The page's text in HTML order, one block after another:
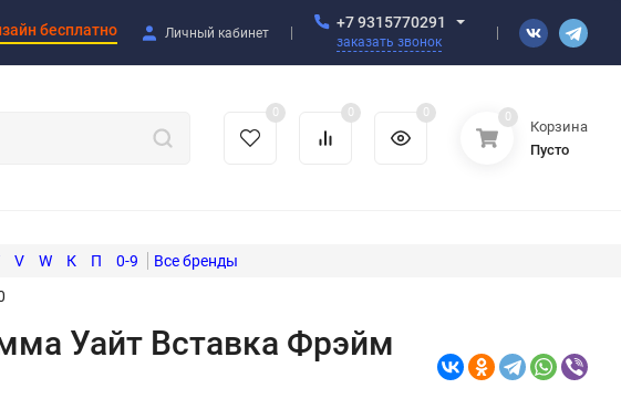
бесплатно Личный кабинет
+7 9315770291
заказать звонок
0 0 0 0
Корзина
Пусто
V W К П
0-9
Уайт Вставка Фрэйм